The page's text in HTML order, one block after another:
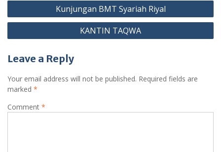
navigation
Kunjungan BMT Syariah Riyal
KANTIN TAQWA
Leave a Reply
Your email address will not be published. Required fields are
marked *
Comment *